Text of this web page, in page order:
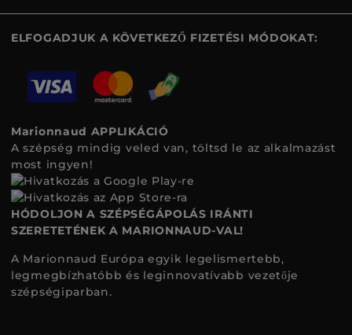
ELFOGADJUK A KÖVETKEZŐ FIZETÉSI MÓDOKAT:
Marionnaud APPLIKÁCIÓ
A szépség mindig veled van, töltsd le az alkalmazást
most ingyen!
HÓDOLJON A SZÉPSÉGÁPOLÁS IRÁNTI
SZERETETÉNEK A MARIONNAUD-VAL!
A Marionnaud Európa egyik legelismertebb,
legmegbízhatóbb és leginnovatívabb vezetője
szépségiparban.